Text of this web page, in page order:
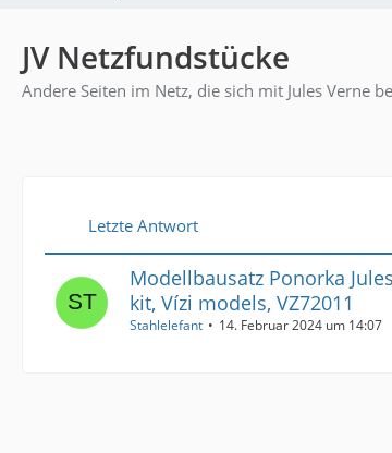
JV Netzfundstücke
Andere Seiten im Netz, die sich mit Jules Verne
Letzte Antwort
Modellbausatz Ponorka
kit, Vízi models, VZ72011
Stahlelefant 14. Februar 2024 um 14:07